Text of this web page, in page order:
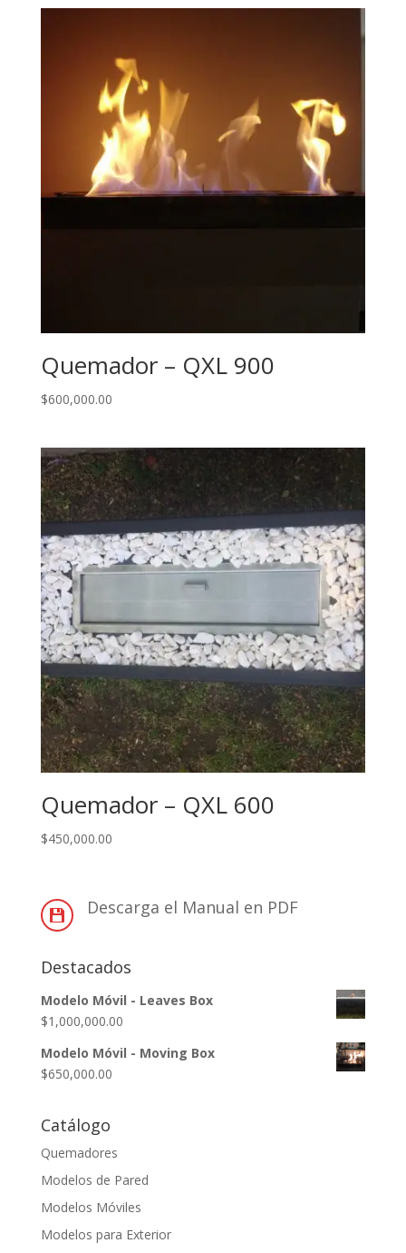
Quemador – QXL 900
$600,000.00
Quemador – QXL 600
$450,000.00
 Descarga el Manual en PDF
Destacados
Modelo Móvil - Leaves Box
$1,000,000.00
Modelo Móvil - Moving Box
$650,000.00
Catálogo
Quemadores
Modelos de Pared
Modelos Móviles
Modelos para Exterior